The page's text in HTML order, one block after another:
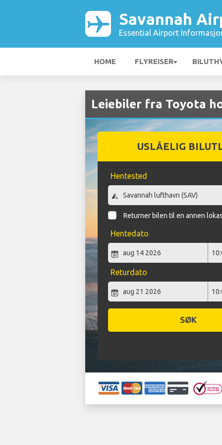
Savannah
Essential Airport
HOME FLYREISER
Leiebiler fra Toyota
USLÅELIG
Hentested
Returner bilen til en annen
Hentedato
Returdato
SØK